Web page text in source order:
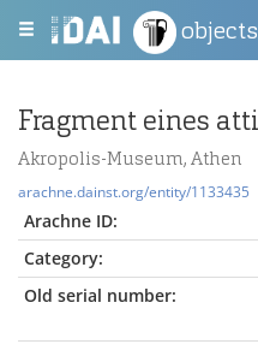
objects
Akropolis-Museum, Athen
arachne.dainst.org/entity/1133435
Arachne ID:
Category:
Old serial number: